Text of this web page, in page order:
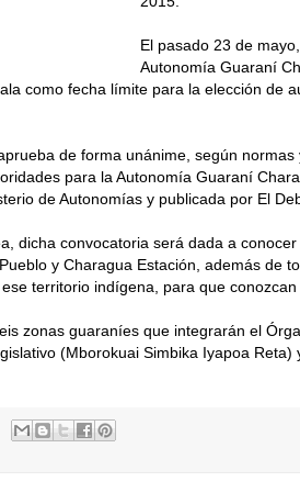
El pasado 23 de
Autonomía Guaraní
como fecha límite para la elección de
de forma unánime, según
para la Autonomía Guaraní
de Autonomías y publicada por El
dicha convocatoria será dada a
y Charagua Estación, además de
territorio indígena, para que conozcan
zonas guaraníes que integrarán el
(Mborokuai Simbika Iyapoa Reta)